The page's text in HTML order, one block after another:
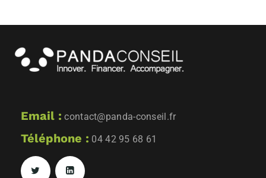
Email : contact@panda-conseil.fr
Téléphone : 04 42 95 68 61